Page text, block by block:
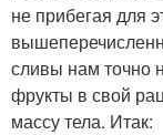
не прибегая для
сливы нам точно
фрукты в свой
массу тела. Итак: